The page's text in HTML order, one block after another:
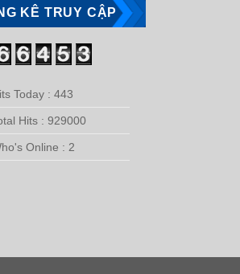
KÊ TRUY CẬP
Today : 443
Hits : 929000
Online : 2